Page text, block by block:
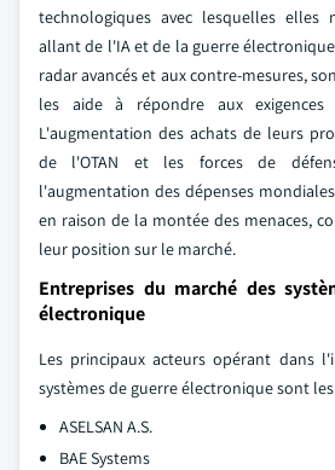
technologiques avec lesquelles elles
allant de l'IA et de la guerre
radar avancés et aux contre-mesures,
les aide à répondre aux exigences
L'augmentation des achats de leurs
de l'OTAN et les forces de
l'augmentation des dépenses
en raison de la montée des menaces,
leur position sur le marché.
Entreprises du marché des
électronique
Les principaux acteurs opérant dans
systèmes de guerre électronique sont
ASELSAN A.S.
BAE Systems